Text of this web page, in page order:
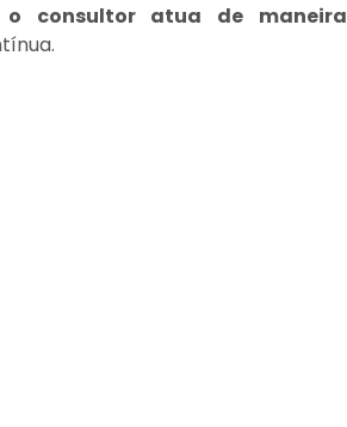
o consultor atua de maneira